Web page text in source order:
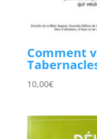
Comment
10,00€